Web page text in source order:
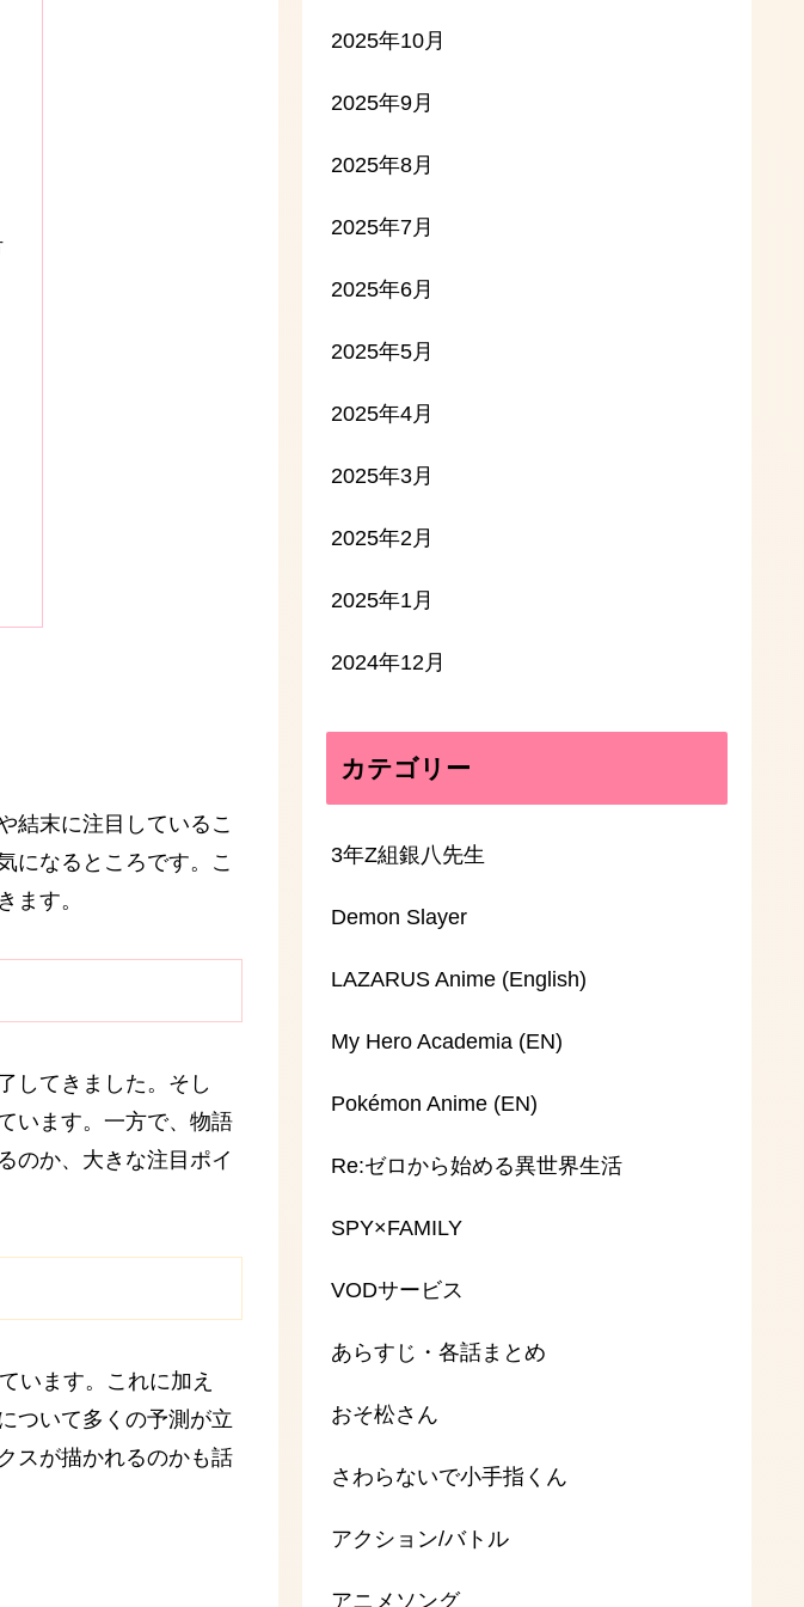
結末に注目しているこ
になるところです。こ
ます。
してきました。そし
います。一方で、物語
のか、大きな注目ポイ
います。これに加え
ついて多くの予測が立
スが描かれるのかも話
2025年10月
2025年9月
2025年8月
2025年7月
2025年6月
2025年5月
2025年4月
2025年3月
2025年2月
2025年1月
2024年12月
カテゴリー
3年Z組銀八先生
Demon Slayer
LAZARUS Anime (English)
My Hero Academia (EN)
Pokémon Anime (EN)
Re:ゼロから始める異世界生活
SPY×FAMILY
VODサービス
あらすじ・各話まとめ
おそ松さん
さわらないで小手指くん
アクション/バトル
アニメソング